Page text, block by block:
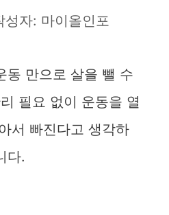
성자: 마이올인포
동 만으로 살을 뺄 수
필요 없이 운동을 열
서 빠진다고 생각하
다.